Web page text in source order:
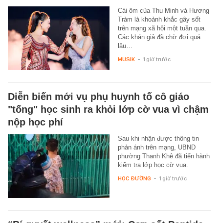
Cái ôm của Thu Minh và Hương
Tràm là khoảnh khắc gây sốt
trên mạng xã hội một tuần qua.
Các khán giả đã chờ đợi quá
lâu…
MUSIK - 1 giờ trước
Diễn biến mới vụ phụ huynh tố cô giáo
"tống" học sinh ra khỏi lớp cờ vua vì chậm
nộp học phí
Sau khi nhận được thông tin
phản ánh trên mạng, UBND
phường Thanh Khê đã tiến hành
kiểm tra lớp học cờ vua.
HỌC ĐƯỜNG - 1 giờ trước